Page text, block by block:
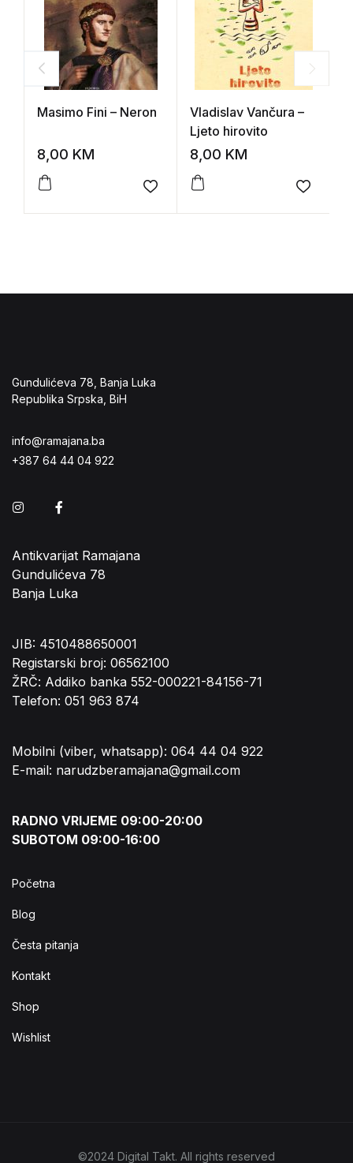
Masimo Fini – Neron
8,00 KM
Add to wishlist
Vladislav Vančura –
Ljeto hirovito
8,00 KM
Add to
Gundulićeva 78, Banja Luka
Republika Srpska, BiH
info@ramajana.ba
+387 64 44 04 922
Instagram
Antikvarijat Ramajana
Gundulićeva 78
Banja Luka
JIB: 4510488650001
Registarski broj: 06562100
ŽRČ: Addiko banka 552-000221-84156-71
Telefon: 051 963 874
Mobilni (viber, whatsapp): 064 44 04 922
E-mail: narudzberamajana@gmail.com
RADNO VRIJEME 09:00-20:00
SUBOTOM 09:00-16:00
Početna
Blog
Česta pitanja
Kontakt
Shop
Wishlist
©2024 Digital Takt. All rights reserved